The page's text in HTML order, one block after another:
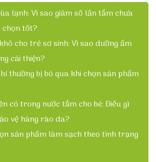
lạnh: Vì sao giảm số lần tắm chưa
tốt?
cho trẻ sơ sinh: Vì sao dưỡng ẩm
cải thiện?
thường bị bỏ qua khi chọn sản phẩm
có trong nước tắm cho bé: Điều gì
vệ hàng rào da?
sản phẩm làm sạch theo tình trạng